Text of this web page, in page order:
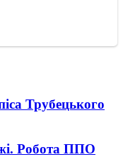
Трубецького
Робота ППО